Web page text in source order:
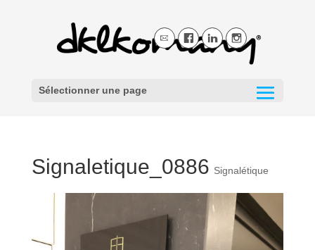
Sélectionner une page
Signaletique_0886 Signalétique